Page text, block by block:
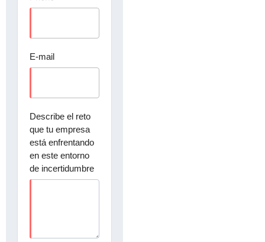
E-mail
Describe el reto
que tu empresa
está enfrentando
en este entorno
de incertidumbre